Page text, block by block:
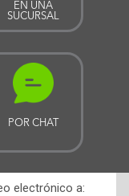
EN UNA
SUCURSAL
POR CHAT
electrónico a: